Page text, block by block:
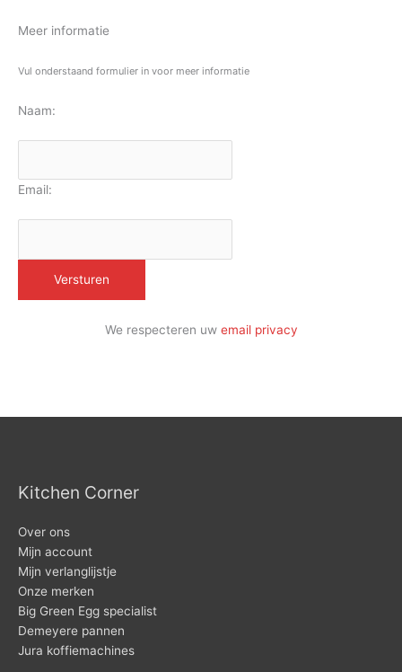
Meer informatie
Vul onderstaand formulier in voor meer informatie
Naam:
Email:
We respecteren uw email privacy
Kitchen Corner
Over ons
Mijn account
Mijn verlanglijstje
Onze merken
Big Green Egg specialist
Demeyere pannen
Jura koffiemachines